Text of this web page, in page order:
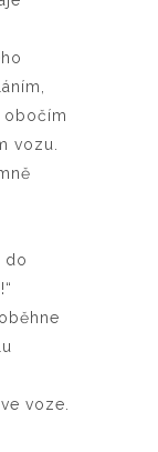
obočím
vozu.
do
voze.